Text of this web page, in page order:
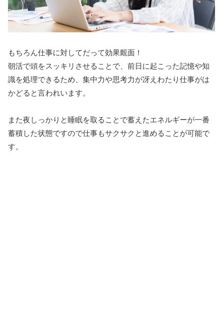
もちろん仕事に対してだって効果覿面！
朝活で頭をスッキリさせることで、前日に起こった記憶や知
識を処理できるため、集中力や思考力が冴えわたり仕事がは
かどると言われいます。
また夜しっかりと睡眠を取ることで蓄えたエネルギーが一番
蓄積した状態ですので仕事もサクサクと進めることが可能で
す。